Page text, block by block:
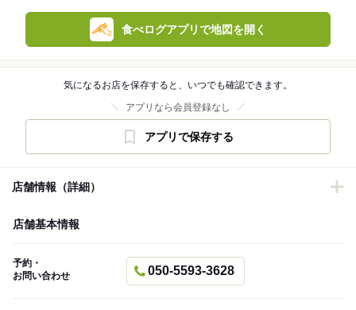
食べログアプリで地図を開く
気になるお店を保存すると、いつでも確認できます。
アプリなら会員登録なし
アプリで保存する
店舗情報（詳細）
店舗基本情報
予約・
お問い合わせ
050-5593-3628